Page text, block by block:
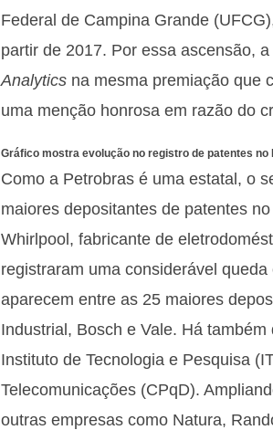
Federal de Campina Grande
partir de 2017. Por essa ascensão,
Analytics na mesma premiação que
uma menção honrosa em razão do
Gráfico mostra evolução no registro de patentes no
Como a Petrobras é uma estatal, o
maiores depositantes de patentes
Whirlpool, fabricante de
registraram uma considerável
aparecem entre as 25 maiores
Industrial, Bosch e Vale. Há
Instituto de Tecnologia e Pesquisa
Telecomunicações (CPqD).
outras empresas como Natura,